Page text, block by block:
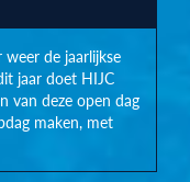
de jaarlijkse
jaar doet HIJC
van deze open dag
maken, met